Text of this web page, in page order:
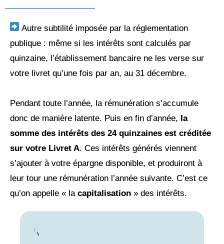
Autre subtilité imposée par la réglementation
publique : même si les intérêts sont calculés par
quinzaine, l’établissement bancaire ne les verse sur
votre livret qu’une fois par an, au 31 décembre.
Pendant toute l’année, la rémunération s’accumule
donc de manière latente. Puis en fin d’année, la
somme des intérêts des 24 quinzaines est créditée
sur votre Livret A. Ces intérêts générés viennent
s’ajouter à votre épargne disponible, et produiront à
leur tour une rémunération l’année suivante. C’est ce
qu’on appelle « la capitalisation » des intérêts.